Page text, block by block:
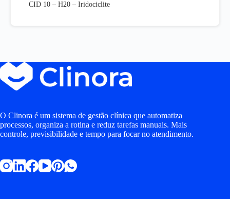
CID 10 – H20 – Iridociclite
O Clinora é um sistema de gestão clínica que automatiza
processos, organiza a rotina e reduz tarefas manuais. Mais
controle, previsibilidade e tempo para focar no atendimento.